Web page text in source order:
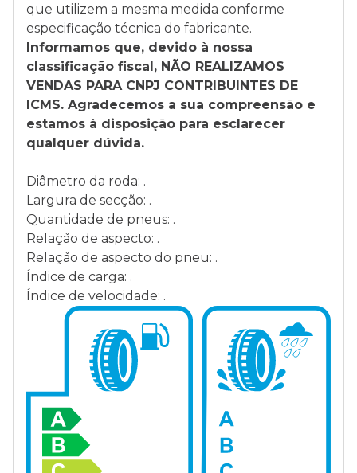
que utilizem a mesma medida conforme
especificação técnica do fabricante.
Informamos que, devido à nossa
classificação fiscal, NÃO REALIZAMOS
VENDAS PARA CNPJ CONTRIBUINTES DE
ICMS. Agradecemos a sua compreensão e
estamos à disposição para esclarecer
qualquer dúvida.
Diâmetro da roda: .
Largura de secção: .
Quantidade de pneus: .
Relação de aspecto: .
Relação de aspecto do pneu: .
Índice de carga: .
Índice de velocidade: .